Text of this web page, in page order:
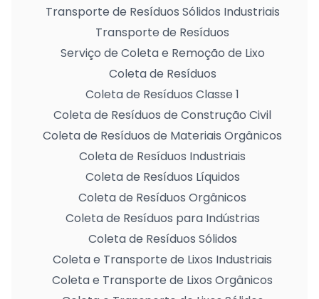
Transporte de Resíduos Sólidos Industriais
Transporte de Resíduos
Serviço de Coleta e Remoção de Lixo
Coleta de Resíduos
Coleta de Resíduos Classe 1
Coleta de Resíduos de Construção Civil
Coleta de Resíduos de Materiais Orgânicos
Coleta de Resíduos Industriais
Coleta de Resíduos Líquidos
Coleta de Resíduos Orgânicos
Coleta de Resíduos para Indústrias
Coleta de Resíduos Sólidos
Coleta e Transporte de Lixos Industriais
Coleta e Transporte de Lixos Orgânicos